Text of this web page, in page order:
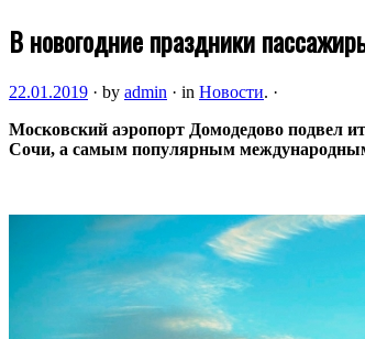
В новогодние праздники
22.01.2019 · by admin · in Новости. ·
Московский аэропорт Домодедово подвел
Сочи, а самым популярным